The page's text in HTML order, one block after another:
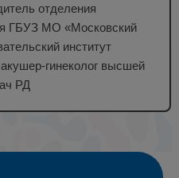
отделения
ГБУЗ МО «Московский
институт
гинеколог высшей
РД